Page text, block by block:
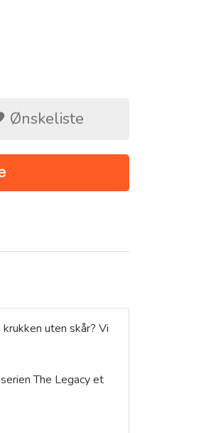
Ønskeliste
uten skår? Vi
The Legacy et